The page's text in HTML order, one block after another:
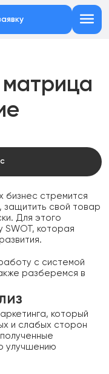
бизнес стремится
защитить свой товар
Для этого
SWOT, которая
с системой
разберемся в
который
и слабых сторон
улучшению